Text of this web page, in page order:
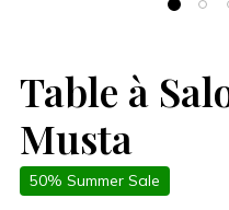
Table à
Musta
50% Summer Sale